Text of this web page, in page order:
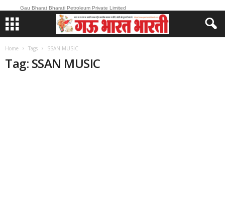
Gau Bharat Bharati Petroleum Private Limited
Home Tags SSAN MUSIC
Tag: SSAN MUSIC